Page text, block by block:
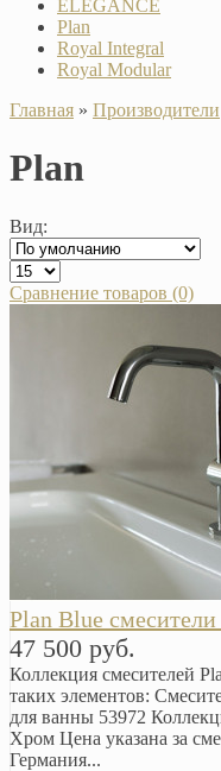
ELEGANCE
Plan
Royal Integral
Royal Modular
Главная » Производители
Plan
Вид:
Сравнение товаров (0)
Plan Blue
47 500 руб.
Коллекция смесителей
таких элементов:
для ванны 53972
Хром Цена указана за
Германия...